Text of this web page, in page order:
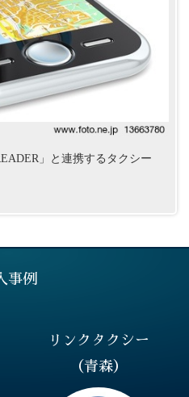
」と連携するタクシー
事例
リンクタクシー
（青森）